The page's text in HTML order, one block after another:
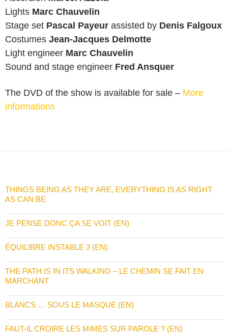
Lights Marc Chauvelin
Stage set Pascal Payeur assisted by Denis Falgoux
Costumes Jean-Jacques Delmotte
Light engineer Marc Chauvelin
Sound and stage engineer Fred Ansquer
The DVD of the show is available for sale – More
informations
THINGS BEING AS THEY ARE, EVERYTHING IS AS RIGHT
AS CAN BE
JE PENSE DONC ÇA SE VOIT (EN)
ÉQUILIBRE INSTABLE 3 (EN)
THE PATH IS IN ITS WALKING – LE CHEMIN SE FAIT EN
MARCHANT
BLANCS … SOUS LE MASQUE (EN)
FAUT-IL CROIRE LES MIMES SUR PAROLE ? (EN)